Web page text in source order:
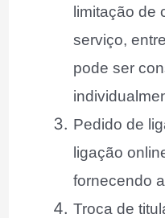
limitação de
serviço,
pode ser
Pedido de
ligação
fornecendo
Troca de